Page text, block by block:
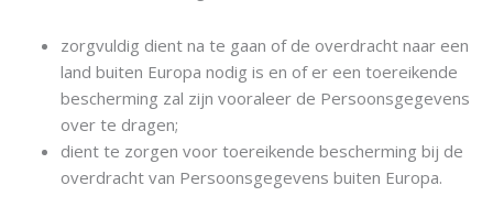
zorgvuldig dient na te gaan of de overdracht naar een
land buiten Europa nodig is en of er een toereikende
bescherming zal zijn vooraleer de Persoonsgegevens
over te dragen;
dient te zorgen voor toereikende bescherming bij de
overdracht van Persoonsgegevens buiten Europa.